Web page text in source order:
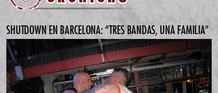
SHUTDOWN EN BARCELONA: “TRES BANDAS, UNA FAMILIA”